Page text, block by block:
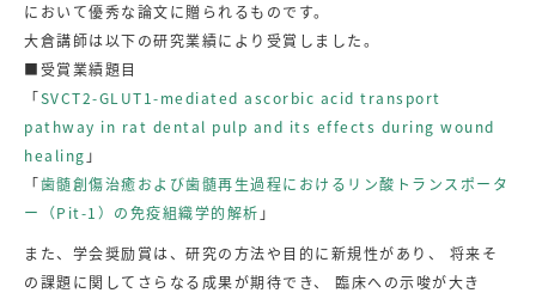
において優秀な論文に贈られるものです。
大倉講師は以下の研究業績により受賞しました。
■受賞業績題目
「SVCT2-GLUT1-mediated ascorbic acid transport
pathway in rat dental pulp and its effects during wound
healing 」
「歯髄創傷治癒および歯髄再生過程におけるリン酸トランスポータ
ー（Pit-1）の免疫組織学的解析 」
また、学会奨励賞は、研究の方法や目的に新規性があり、 将来そ
の課題に関してさらなる成果が期待でき、 臨床への示唆が大き